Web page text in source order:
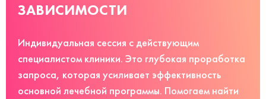
ЗАВИСИМОСТИ
Индивидуальная сессия с действующим
специалистом клиники. Это глубокая проработка
запроса, которая усиливает эффективность
основной лечебной программы. Помогаем найти